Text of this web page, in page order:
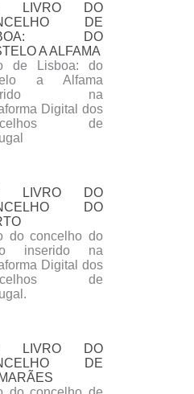
LIVRO DO
DE
DO
A ALFAMA
de Lisboa: do
a Alfama
na
Digital dos
de
LIVRO DO
DO
do concelho do
inserido na
Digital dos
de
LIVRO DO
DE